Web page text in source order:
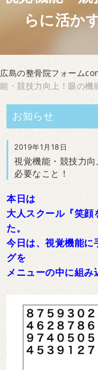
らに活か
広島の整骨院フォーム
能・競技力向上！眼の機
お知らせ
2019年1月18日
視覚機能・競技力
必要なこと！
本日は
大人スクール『笑顔
た。
今日は、視覚機能に
グを
メニューの中に組み